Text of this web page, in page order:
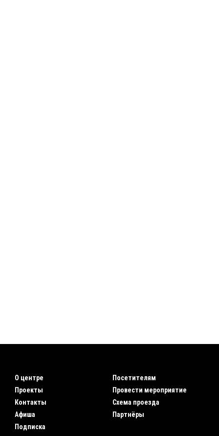
О центре
Проекты
Контакты
Афиша
Подписка
Посетителям
Провести мероприятие
Схема проезда
Партнёры